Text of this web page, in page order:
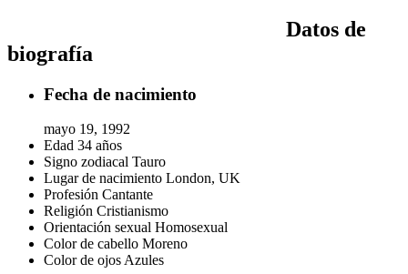
Datos de
biografía
Fecha de nacimiento
mayo 19, 1992
Edad 34 años
Signo zodiacal Tauro
Lugar de nacimiento London, UK
Profesión Cantante
Religión Cristianismo
Orientación sexual Homosexual
Color de cabello Moreno
Color de ojosAzules